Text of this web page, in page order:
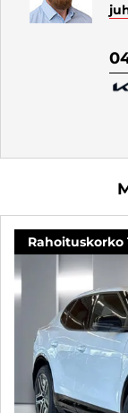
Rahoituskorko